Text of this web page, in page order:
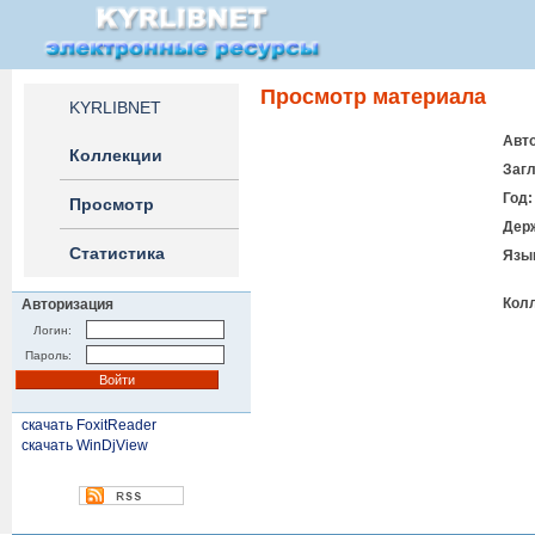
KYRLIBNET
Коллекции
Просмотр
Статистика
Авторизация
Логин:
Пароль:
скачать FoxitReader
скачать WinDjView
Просмотр материала
Год: